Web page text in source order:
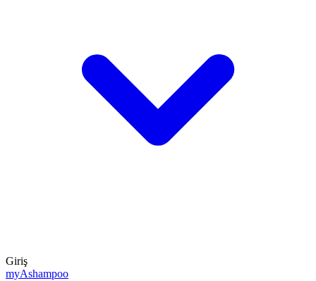
Giriş
myAshampoo